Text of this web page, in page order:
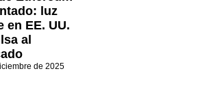
luz
en EE. UU.
al
de 2025